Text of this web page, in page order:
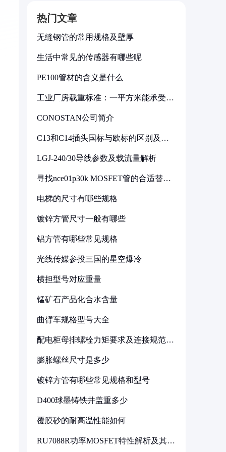
热门文章
无缝钢管的常用规格及壁厚
生活中常见的传感器有哪些呢
PE100管材的含义是什么
工业厂房载重标准：一平方米能承受多
CONOSTAN公司简介
C13和C14插头国标与欧标的区别及其
LGJ-240/30导线参数及载流量解析
寻找nce01p30k MOSFET管的合适替代
电梯的尺寸有哪些规格
镀锌方管尺寸一般有哪些
铝方管有哪些常见规格
光线传媒参投三国的星空爆冷
横担型号对应重量
锰矿石产品化合水含量
曲臂车规格型号大全
配电柜母排螺栓力矩要求及连接规范详
膨胀螺丝尺寸是多少
镀锌方管有哪些常见规格和型号
D400球墨铸铁井盖重多少
覆膜砂的耐高温性能如何
RU7088R功率MOSFET特性解析及其在